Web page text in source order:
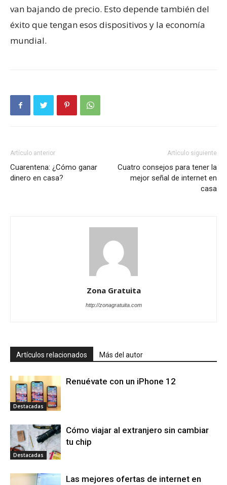
van bajando de precio. Esto depende también del
éxito que tengan esos dispositivos y la economía
mundial.
Artículo anterior
Cuarentena: ¿Cómo ganar
dinero en casa?
Artículo siguiente
Cuatro consejos para tener la
mejor señal de internet en
casa
Zona Gratuita
http://zonagratuita.com
Artículos relacionados Más del autor
Destacadas
Renuévate con un iPhone 12
Destacadas
Cómo viajar al extranjero sin cambiar
tu chip
Las mejores ofertas de internet en